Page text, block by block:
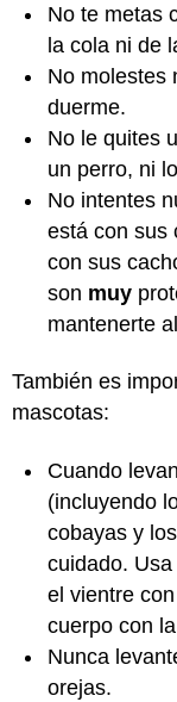
No te metas
la cola ni de
No molestes
duerme.
No le quites
un perro, ni
No intentes
está con sus
con sus
son muy
mantenerte
También es
mascotas:
Cuando
(incluyendo
cobayas y
cuidado.
el vientre
cuerpo con
Nunca
orejas.